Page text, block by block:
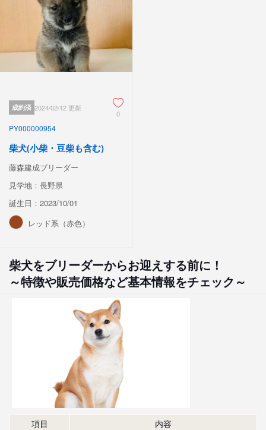
成約済 2024/02/12 更新
0
PY000000954
柴犬(小柴・豆柴も含む)
藤森建成ブリーダー
見学地：長野県
誕生日：2023/10/01
レッド系（赤色）
柴犬をブリーダーからお迎えする前に！
～特徴や販売価格など基本情報をチェック～
項目 内容